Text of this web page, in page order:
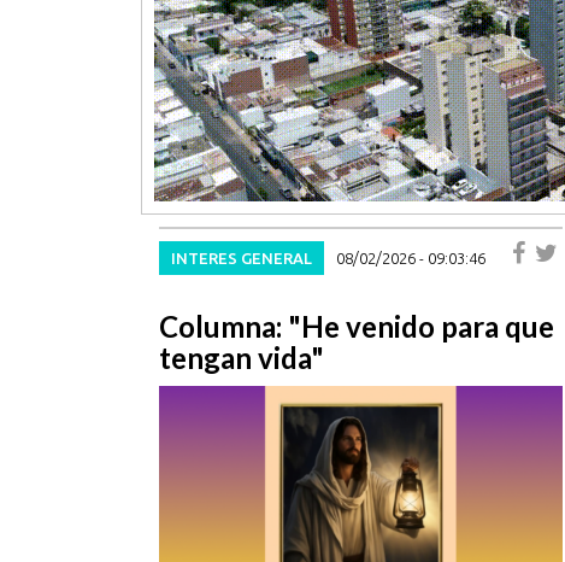
INTERES GENERAL 08/02/2026 - 09:03:46
Columna: "He venido para que
tengan vida"